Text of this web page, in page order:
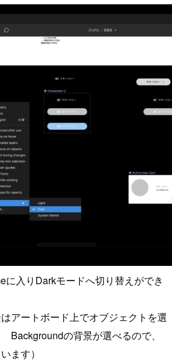
に入りDarkモードへ切り替えができ
はアートボード上でオブジェクトを選
の背景が選べるので、
ます）